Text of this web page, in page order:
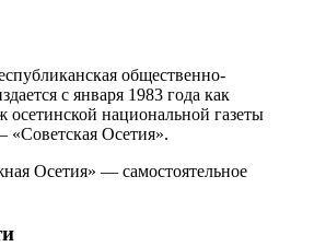
общественно-
с января 1983 года как
осетинской национальной газеты
Осетия».
Осетия» — самостоятельное